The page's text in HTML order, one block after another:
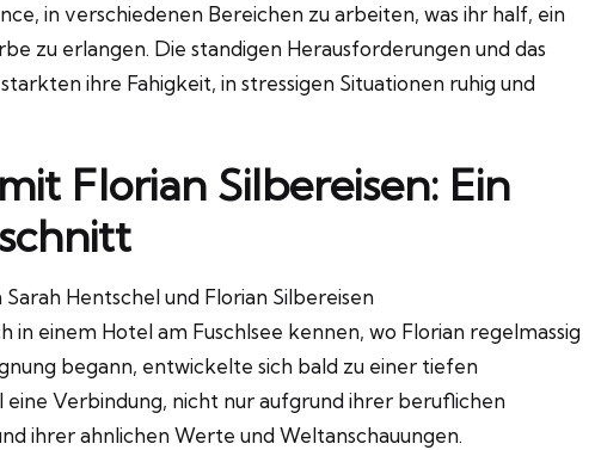
in verschiedenen Bereichen zu arbeiten, was ihr half, ein
zu erlangen. Die standigen Herausforderungen und das
ihre Fahigkeit, in stressigen Situationen ruhig und
Florian Silbereisen: Ein
Hentschel und Florian Silbereisen
in einem Hotel am Fuschlsee kennen, wo Florian regelmassig
begann, entwickelte sich bald zu einer tiefen
eine Verbindung, nicht nur aufgrund ihrer beruflichen
ihrer ahnlichen Werte und Weltanschauungen.